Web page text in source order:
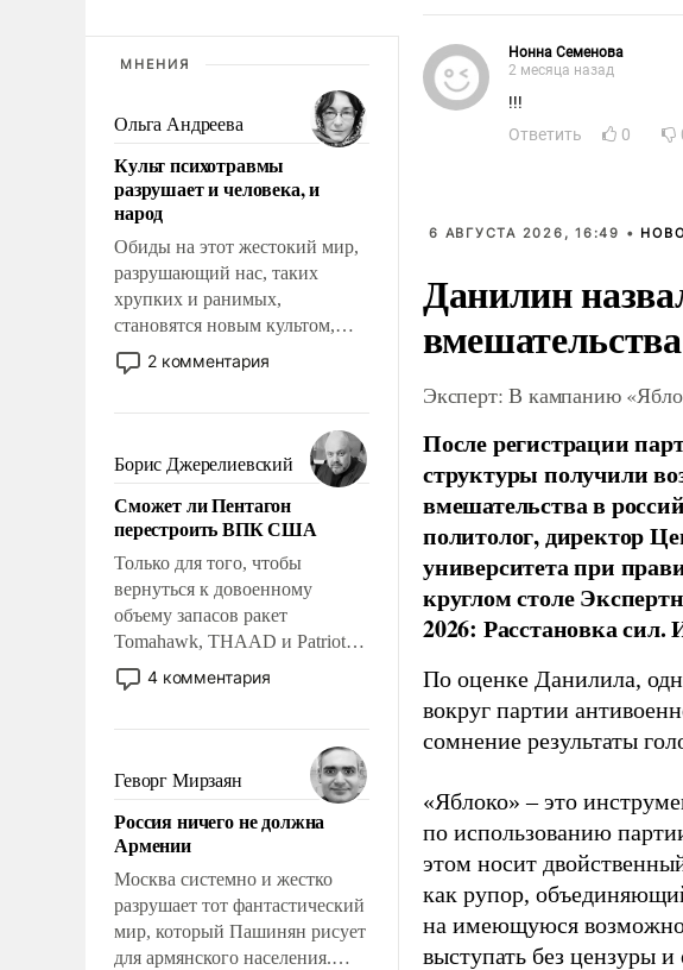
МНЕНИЯ
Ольга Андреева
Культ психотравмы
разрушает и человека, и
народ
Обиды на этот жестокий мир,
разрушающий нас, таких
хрупких и ранимых,
становятся новым культом,
постепенно вытесняя и
отменяя традиционное
мужественным и твердым под
ударами судьбы, брать на себя
ответственность, помогать
слабым, идти вперед и
адаптироваться.
2 комментария
Борис Джерелиевский
Сможет ли Пентагон
перестроить ВПК США
Только для того, чтобы
вернуться к довоенному
объему запасов ракет
Tomahawk, THAAD и Patriot
США потребуется более трех
лет. Даже небольшая война с
Сложившаяся ситуация
означает многолетний период
уязвимости США, например,
перед Китаем.
4 комментария
Геворг Мирзаян
Россия ничего не должна
Армении
Москва системно и жестко
разрушает тот фантастический
мир, который Пашинян рисует
для армянского населения.
Нонна Семенова
2 месяца назад
!!!
Ответить
0
6 АВГУСТА 2026, 16:49 •
Данилин
Эксперт: В кампанию
После регистрации
структуры получили
вмешательства в
политолог, директор
университета при
круглом столе
2026: Расстановка сил.
По оценке Данилила,
вокруг партии
сомнение результаты
«Яблоко» – это
по использованию
этом носит
как рупор,
на имеющуюся
выступать без цензуры